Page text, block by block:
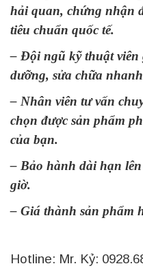
hải quan, chứng nhận
tiêu chuẩn quốc tế.
– Đội ngũ kỹ thuật
dưỡng, sửa chữa
– Nhân viên tư vấn
chọn được sản phẩm
của bạn.
– Bảo hành dài hạn lên
giờ.
– Giá thành sản phẩm
Hotline: Mr. Kỷ: